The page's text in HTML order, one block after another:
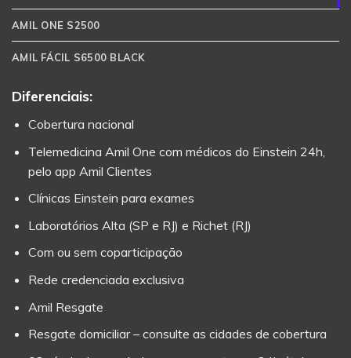
AMIL ONE S2500
AMIL FÁCIL S6500 BLACK
Diferenciais:
Cobertura nacional
Telemedicina Amil One com médicos do Einstein 24h,
pelo app Amil Clientes
Clínicas Einstein para exames
Laboratórios Alta (SP e RJ) e Richet (RJ)
Com ou sem coparticipação
Rede credenciada exclusiva
Amil Resgate
Resgate domiciliar – consulte as cidades de cobertura